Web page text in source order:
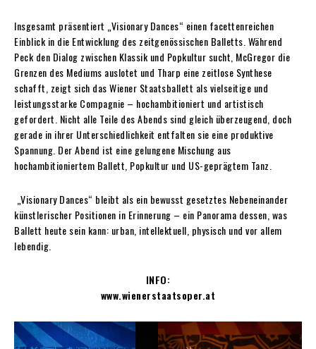
Insgesamt präsentiert „Visionary Dances“ einen facettenreichen
Einblick in die Entwicklung des zeitgenössischen Balletts. Während
Peck den Dialog zwischen Klassik und Popkultur sucht, McGregor die
Grenzen des Mediums auslotet und Tharp eine zeitlose Synthese
schafft, zeigt sich das Wiener Staatsballett als vielseitige und
leistungsstarke Compagnie – hochambitioniert und artistisch
gefordert. Nicht alle Teile des Abends sind gleich überzeugend, doch
gerade in ihrer Unterschiedlichkeit entfalten sie eine produktive
Spannung. Der Abend ist eine gelungene Mischung aus
hochambitioniertem Ballett, Popkultur und US-geprägtem Tanz.
„Visionary Dances“ bleibt als ein bewusst gesetztes Nebeneinander
künstlerischer Positionen in Erinnerung – ein Panorama dessen, was
Ballett heute sein kann: urban, intellektuell, physisch und vor allem
lebendig.
INFO:
www.wienerstaatsoper.at